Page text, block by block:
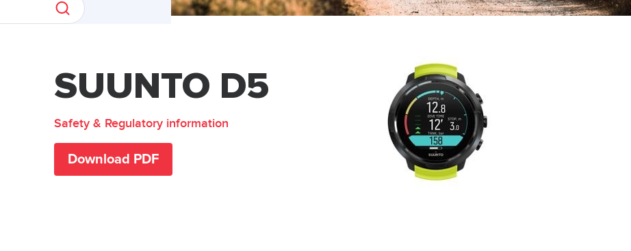
SUUNTO D5
Safety & Regulatory information
Download PDF